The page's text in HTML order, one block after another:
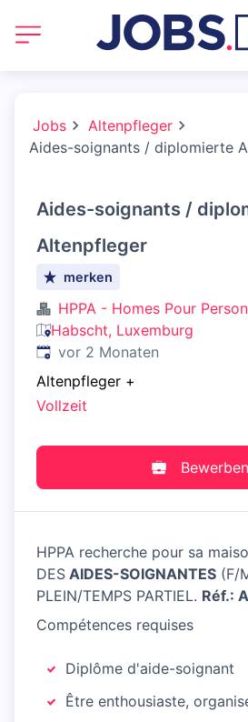
Jobs
Altenpfleger
Aides-soignants / diplomierte
Aides-soignants /
Altenpfleger
merken
HPPA - Homes Pour
Habscht, Luxemburg
Veröffentlicht:
vor 2 Monaten
Altenpfleger +
Vollzeit
Bewerben
HPPA recherche pour sa
DES AIDES-SOIGNANTES (F/
PLEIN/TEMPS PARTIEL. Réf.:
Compétences requises
Diplôme d'aide-soignant
Être enthousiaste,